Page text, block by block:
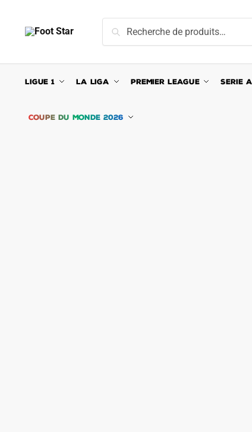
navigation
content
pour :
Recherche
LIGUE 1 LA LIGA PREMIER LEAGUE SERIE A
COUPE DU MONDE 2026